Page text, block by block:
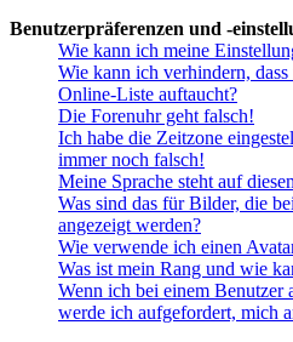
Benutzerpräferenzen und -
Wie kann ich meine
Wie kann ich verhindern,
Online-Liste auftaucht?
Die Forenuhr geht falsch!
Ich habe die Zeitzone
immer noch falsch!
Meine Sprache steht auf
Was sind das für Bilder, die
angezeigt werden?
Wie verwende ich einen
Was ist mein Rang und wie
Wenn ich bei einem
werde ich aufgefordert, mich